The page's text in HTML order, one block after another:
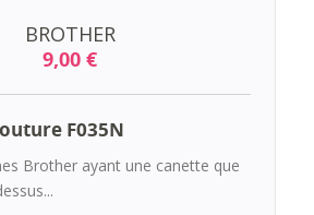
BROTHER
9,00 €
F035N
Brother ayant une canette que